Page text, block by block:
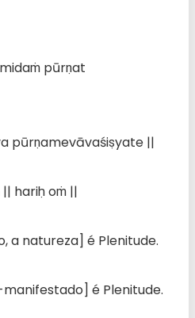
pūrṇat
pūrṇamevāvaśiṣyate ||
hariḥ oṁ ||
a natureza] é Plenitude.
é Plenitude.